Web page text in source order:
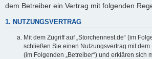
dem Betreiber ein Vertrag mit folgenden
1. NUTZUNGSVERTRAG
Mit dem Zugriff auf „Storchennest.de“ (im
schließen Sie einen Nutzungsvertrag mit
(im Folgenden „Betreiber“) und erklären sich